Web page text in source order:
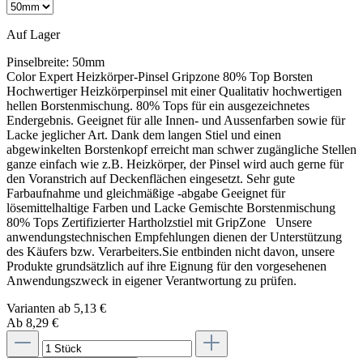
Auf Lager
Pinselbreite: 50mm
Color Expert Heizkörper-Pinsel Gripzone 80% Top Borsten
Hochwertiger Heizkörperpinsel mit einer Qualitativ hochwertigen
hellen Borstenmischung. 80% Tops für ein ausgezeichnetes
Endergebnis. Geeignet für alle Innen- und Aussenfarben sowie für
Lacke jeglicher Art. Dank dem langen Stiel und einen
abgewinkelten Borstenkopf erreicht man schwer zugängliche Stellen
ganze einfach wie z.B. Heizkörper, der Pinsel wird auch gerne für
den Voranstrich auf Deckenflächen eingesetzt. Sehr gute
Farbaufnahme und gleichmäßige -abgabe Geeignet für
lösemittelhaltige Farben und Lacke Gemischte Borstenmischung
80% Tops Zertifizierter Hartholzstiel mit GripZone Unsere
anwendungstechnischen Empfehlungen dienen der Unterstützung
des Käufers bzw. Verarbeiters.Sie entbinden nicht davon, unsere
Produkte grundsätzlich auf ihre Eignung für den vorgesehenen
Anwendungszweck in eigener Verantwortung zu prüfen.
Varianten ab 5,13 €
Ab 8,29 €